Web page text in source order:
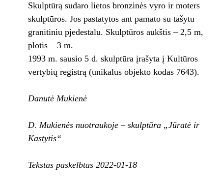
Skulptūrą sudaro lietos bronzinės vyro ir moters
skulptūros. Jos pastatytos ant pamato su tašytu
granitiniu pjedestalu. Skulptūros aukštis – 2,5 m,
plotis – 3 m.
1993 m. sausio 5 d. skulptūra įrašyta į Kultūros
vertybių registrą (unikalus objekto kodas 7643).
Danutė Mukienė
D. Mukienės nuotraukoje – skulptūra „Jūratė ir
Kastytis“
Tekstas paskelbtas 2022-01-18